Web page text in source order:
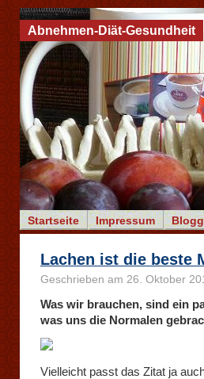
Startseite Impressum
Abnehmen-Diät-Gesundheit
Lachen ist die beste
Geschrieben am 26. Oktober
Was wir brauchen, sind ein
was uns die Normalen
Vielleicht passt das Zitat ja